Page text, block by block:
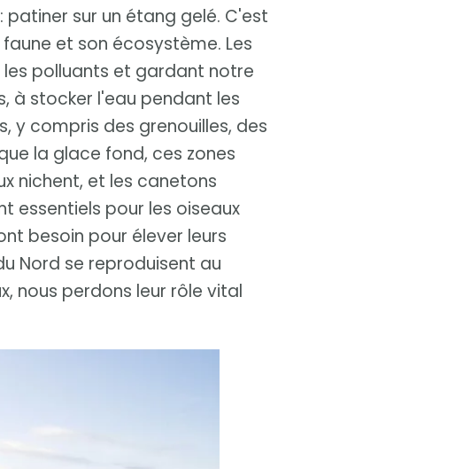
sur un étang gelé. C'est
et son écosystème. Les
polluants et gardant notre
à stocker l'eau pendant les
y compris des grenouilles, des
la glace fond, ces zones
nichent, et les canetons
essentiels pour les oiseaux
besoin pour élever leurs
Nord se reproduisent au
nous perdons leur rôle vital